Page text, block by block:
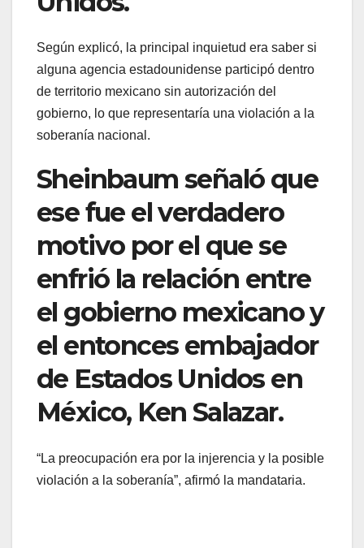
Según explicó, la principal inquietud era saber si
alguna agencia estadounidense participó dentro
de territorio mexicano sin autorización del
gobierno, lo que representaría una violación a la
soberanía nacional.
Sheinbaum señaló que
ese fue el verdadero
motivo por el que se
enfrió la relación entre
el gobierno mexicano y
el entonces embajador
de Estados Unidos en
México, Ken Salazar.
“La preocupación era por la injerencia y la posible
violación a la soberanía”, afirmó la mandataria.